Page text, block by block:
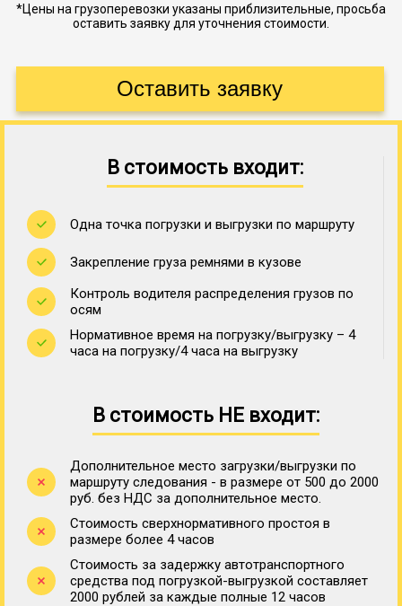
*Цены на грузоперевозки указаны приблизительные, просьба
оставить заявку для уточнения стоимости.
В стоимость входит:
Одна точка погрузки и выгрузки по маршруту
Закрепление груза ремнями в кузове
Контроль водителя распределения грузов по
осям
Нормативное время на погрузку/выгрузку – 4
часа на погрузку/4 часа на выгрузку
В стоимость НЕ входит:
Дополнительное место загрузки/выгрузки по
маршруту следования - в размере от 500 до 2000
руб. без НДС за дополнительное место.
Стоимость сверхнормативного простоя в
размере более 4 часов
Стоимость за задержку автотранспортного
средства под погрузкой-выгрузкой составляет
2000 рублей за каждые полные 12 часов